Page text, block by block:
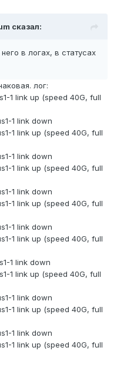
сказал:
в логах, в статусах
лог:
1 link up (speed 40G, full
1 link down
1 link up (speed 40G, full
1 link down
1 link up (speed 40G, full
1 link down
1 link up (speed 40G, full
1 link down
1 link up (speed 40G, full
1 link down
1 link up (speed 40G, full
1 link down
1 link up (speed 40G, full
1 link down
1 link up (speed 40G, full